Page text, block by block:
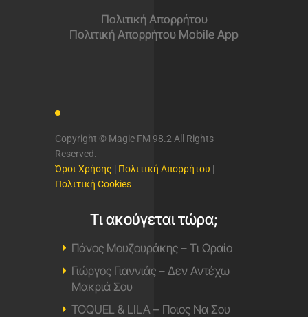
Πολιτική Απορρήτου
Πολιτική Απορρήτου Mobile App
Copyright © Magic FM 98.2 All Rights
Reserved.
Όροι Χρήσης | Πολιτική Απορρήτου |
Πολιτική Cookies
Τι ακούγεται τώρα;
Πάνος Μουζουράκης – Τι Ωραίο
Γιώργος Γιαννιάς – Δεν Αντέχω
Μακριά Σου
TOQUEL & LILA – Ποιος Να Σου